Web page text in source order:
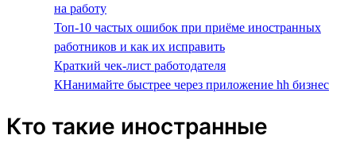
на работу
Топ-10 частых ошибок при приёме иностранных
работников и как их исправить
Краткий чек-лист работодателя
КНанимайте быстрее через приложение hh бизнес
Кто такие иностранные